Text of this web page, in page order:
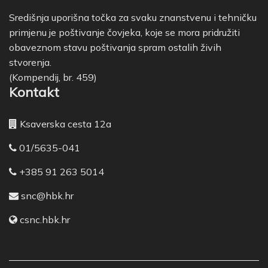
Središnja uporišna točka za svaku znanstvenu i tehničku
primjenu je poštivanje čovjeka, koje se mora pridružiti
obaveznom stavu poštivanja spram ostalih živih
stvorenja.
(Kompendij, br. 459)
Kontakt
Ksaverska cesta 12a
01/5635-041
+385 91 263 5014
snc@hbk.hr
csnc.hbk.hr